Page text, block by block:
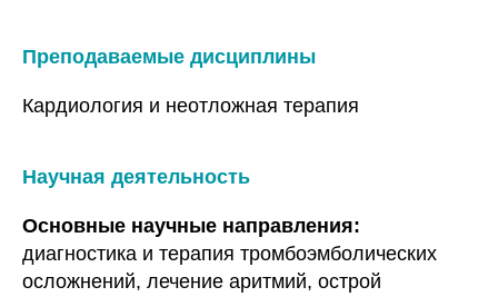
Преподаваемые дисциплины
Кардиология и неотложная терапия
Научная деятельность
Основные научные направления:
диагностика и терапия тромбоэмболических
осложнений, лечение аритмий, острой